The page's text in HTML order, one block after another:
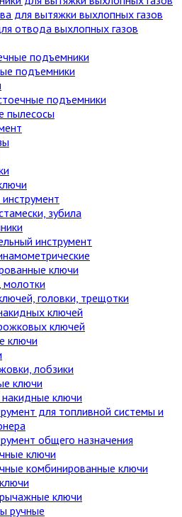
для вытяжки выхлопных газов
отвода выхлопных газов
подъемники
подъемники
подъемники
пылесосы
зубила
инструмент
ключи
молотки
головки, трещотки
ключей
ключей
ключи
лобзики
ключи
ключи
для топливной системы и
общего назначения
ключи
комбинированные ключи
ключи
ручные